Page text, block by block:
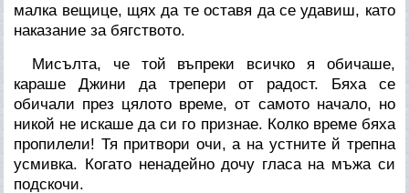
малка вещице, щях да те оставя да се удавиш, като
наказание за бягството.
Мисълта, че той въпреки всичко я обичаше,
караше Джини да трепери от радост. Бяха се
обичали през цялото време, от самото начало, но
никой не искаше да си го признае. Колко време бяха
пропилели! Тя притвори очи, а на устните й трепна
усмивка. Когато ненадейно дочу гласа на мъжа си
подскочи.